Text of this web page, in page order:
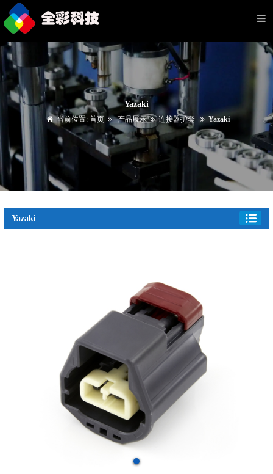
Yazaki
当前位置:首页 产品展示 连接器护套 Yazaki
Yazaki